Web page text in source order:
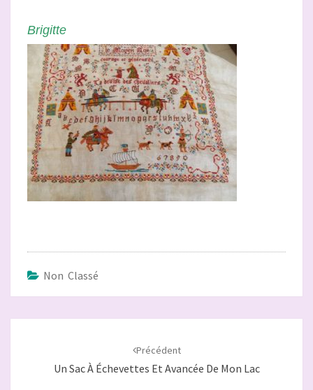
Brigitte
Non Classé
Précédent
Un Sac À Échevettes Et Avancée De Mon Lac